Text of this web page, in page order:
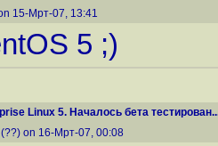
15-Мрт-07, 13:41
5 ;)
Linux 5. Началось бета
(??) on 16-Мрт-07, 00:08